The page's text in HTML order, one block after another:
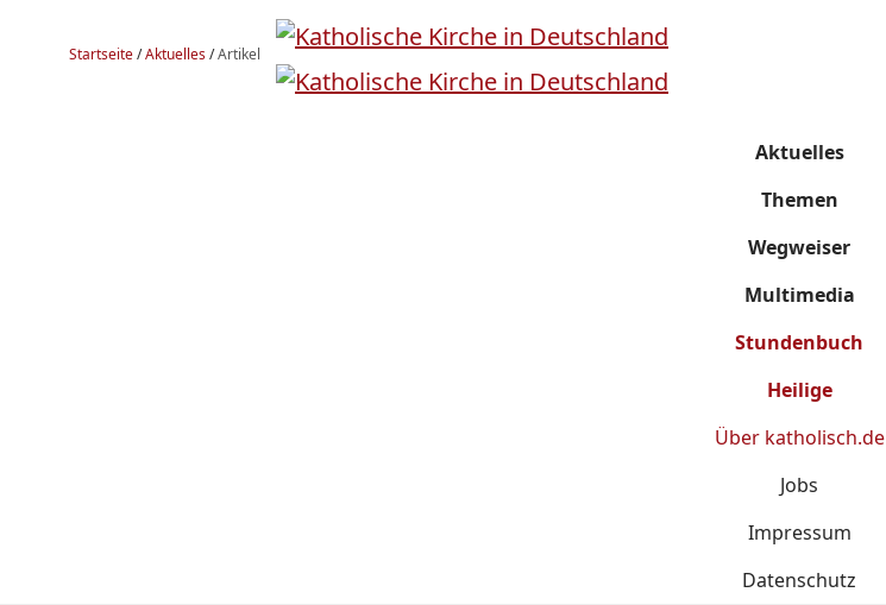
Startseite/Aktuelles/Artikel
Aktuelles
Themen
Wegweiser
Multimedia
Stundenbuch
Heilige
Über katholisch.de
Jobs
Impressum
Datenschutz